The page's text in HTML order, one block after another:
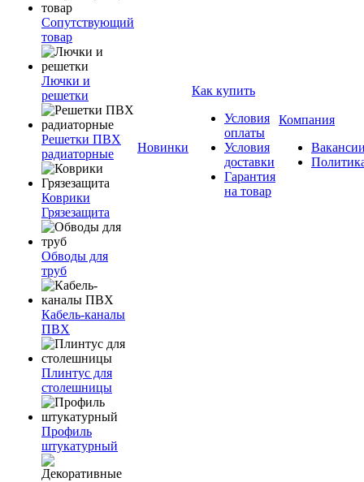
Сопутствующий
товар
Лючки и
решетки
Решетки ПВХ
радиаторные
Коврики
Грязезащита
Обводы для
труб
Кабель-каналы
ПВХ
Плинтус для
столешницы
Профиль
штукатурный
Новинки
Как купить
Условия
оплаты
Условия
доставки
Гарантия
на товар
Компания